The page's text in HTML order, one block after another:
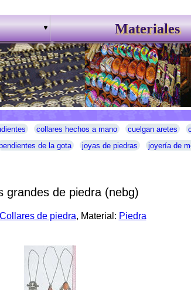
Materiales
collares hechos a mano cuelgan aretes
de la gota joyas de piedras joyería de
grandes de piedra (nebg)
Collares de piedra, Material: Piedra